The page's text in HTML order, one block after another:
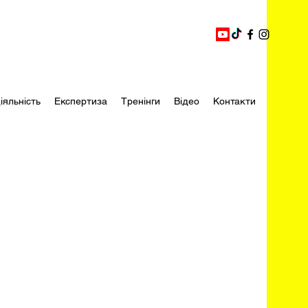
Експертиза Тренінги Відео Контакти